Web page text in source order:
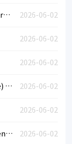
2026-06-02
Canine NT-proBNP (N-Terminal Pro-Brain Natriuretic Peptide) ELISA Kit
2026-06-02
2026-06-02
2026-06-02
Canine BNP (Brain Natriuretic Peptide) ELISA Kit
2026-06-02
2026-06-02
Canine CKMB (Creatine Kinase MB Isoenzyme) ELISA Kit